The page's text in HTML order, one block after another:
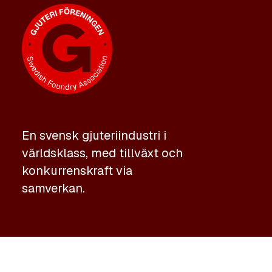
En svensk gjuteriindustri i
världsklass, med tillväxt och
konkurrenskraft via
samverkan.